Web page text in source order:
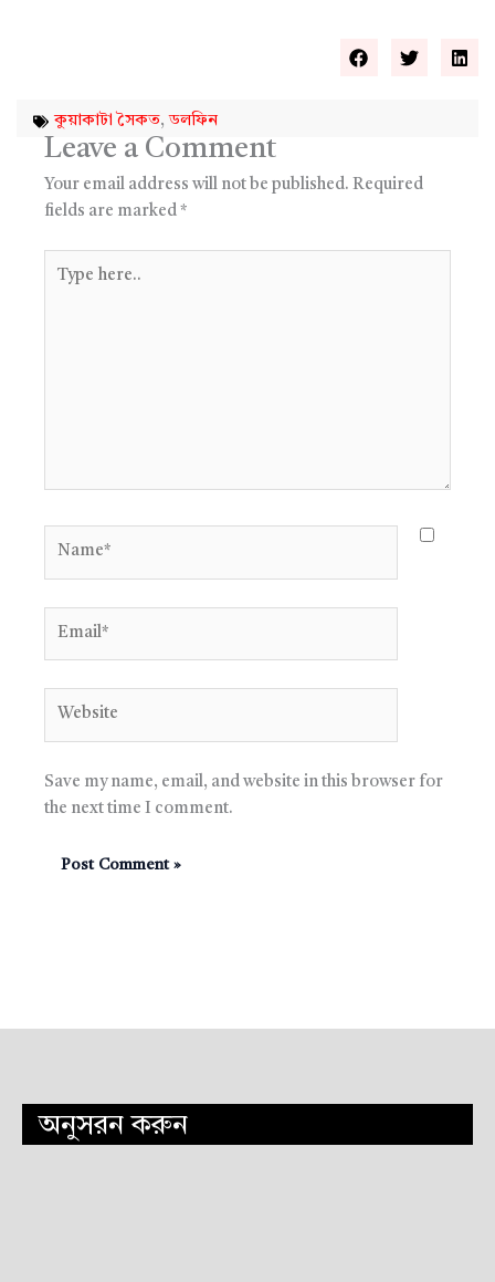
কুয়াকাটা সৈকত,ডলফিন
Leave a Comment
Your email address will not be published. Required
fields are marked *
here..
Save my name, email, and website in this browser for
the next time I comment.
অনুসরন করুন